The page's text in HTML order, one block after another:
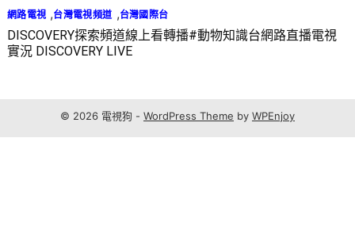
網路電視 ,台灣電視頻道 ,台灣國際台
DISCOVERY探索頻道線上看轉播#動物知識台網路直播電視
實況 DISCOVERY LIVE
© 2026 電視狗 - WordPress Theme by WPEnjoy